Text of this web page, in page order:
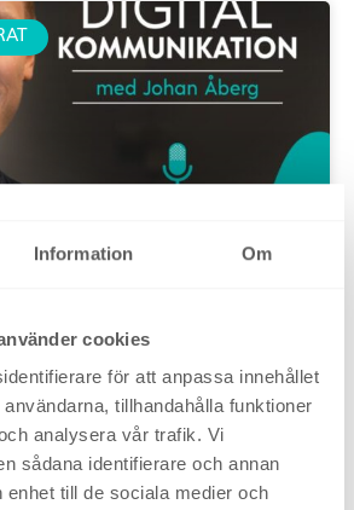
Information Om
cookies
för att anpassa innehållet
tillhandahålla funktioner
analysera vår trafik. Vi
sådana identifierare och annan
enhet till de sociala medier och
SEO hand i hand